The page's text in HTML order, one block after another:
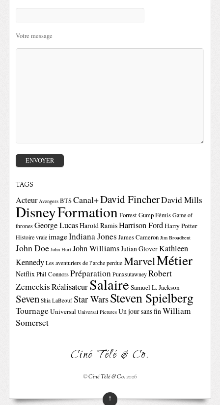
Votre message
TAGS
Acteur Avengers BTSCanal+David FincherDavid Mills
DisneyFormationForrest GumpFémis Game of
thrones George LucasHarold RamisHarrison FordHarry Potter
Histoire vraie imageIndiana Jones James Cameron Jim Broadbent
John Doe John Hurt John WilliamsJulian GloverKathleen
Kennedy Les aventuriers de l’arche perdue MarvelMétier
NetflixPhil ConnorsPréparation Punxsutawney Robert
ZemeckisRéalisateurSalaire Samuel L. Jackson
Seven Shia LaBeouf Star WarsSteven Spielberg
TournageUniversal Universal Pictures Un jour sans finWilliam
Somerset
Ciné Télé & Co.
©Ciné Télé & Co.2026
↑